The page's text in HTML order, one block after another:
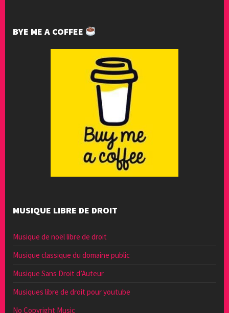
BYE ME A COFFEE
MUSIQUE LIBRE DE DROIT
Musique de noël libre de droit
Musique classique du domaine public
Musique Sans Droit d’Auteur
Musiques libre de droit pour youtube
No Copyright Music